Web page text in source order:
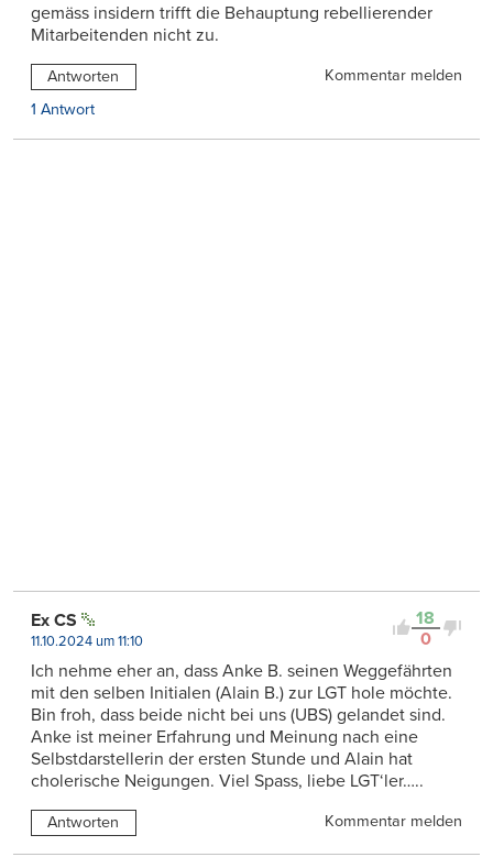
gemäss insidern trifft die Behauptung rebellierender
Mitarbeitenden nicht zu.
Antworten
Kommentar melden
1 Antwort
18
0
Ex CS
11.10.2024 um 11:10
Ich nehme eher an, dass Anke B. seinen Weggefährten
mit den selben Initialen (Alain B.) zur LGT hole möchte.
Bin froh, dass beide nicht bei uns (UBS) gelandet sind.
Anke ist meiner Erfahrung und Meinung nach eine
Selbstdarstellerin der ersten Stunde und Alain hat
cholerische Neigungen. Viel Spass, liebe LGT‘ler…..
Antworten Kommentar melden